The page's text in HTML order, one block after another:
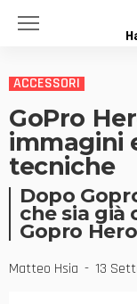
ACCESSORI
GoPro
immagini
tecniche
Dopo
che sia già
Gopro
Matteo Hsia 13